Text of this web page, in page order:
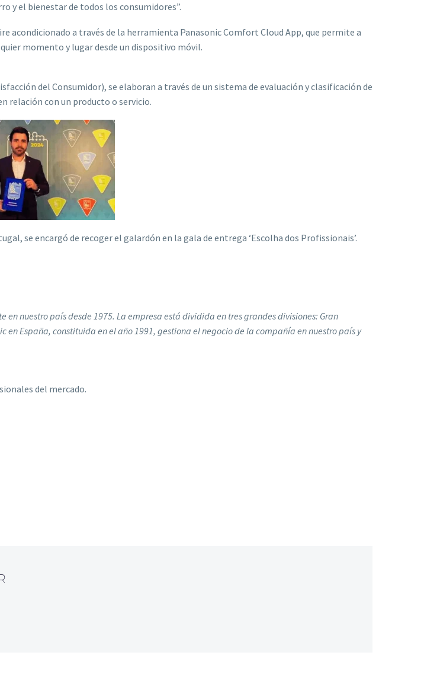
y el bienestar de todos los consumidores”.
acondicionado a través de la herramienta Panasonic Comfort Cloud App, que permite a
momento y lugar desde un dispositivo móvil.
del Consumidor), se elaboran a través de un sistema de evaluación y clasificación de
relación con un producto o servicio.
se encargó de recoger el galardón en la gala de entrega ‘Escolha dos Profissionais’.
nuestro país desde 1975. La empresa está dividida en tres grandes divisiones: Gran
España, constituida en el año 1991, gestiona el negocio de la compañía en nuestro país y
del mercado.